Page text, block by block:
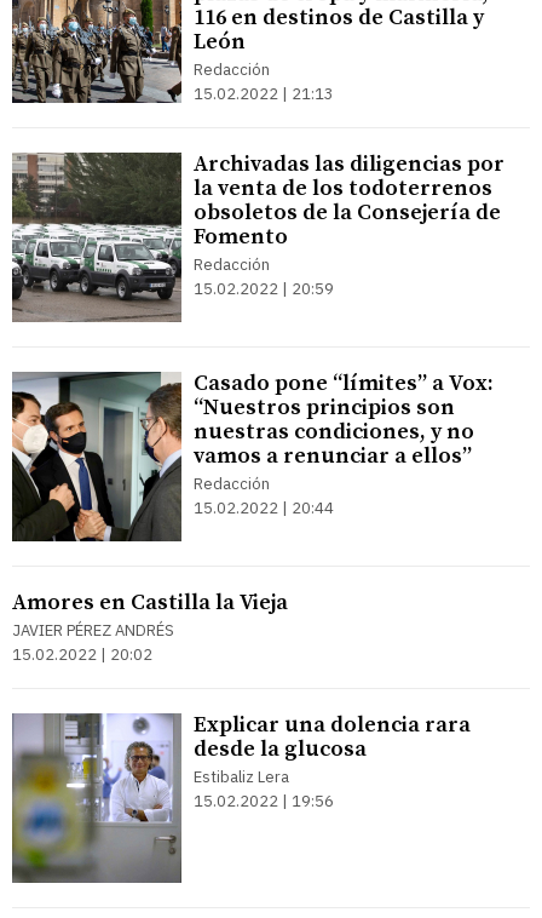
116 en destinos de Castilla y
León
Redacción
15.02.2022 | 21:13
Archivadas las diligencias por
la venta de los todoterrenos
obsoletos de la Consejería de
Fomento
Redacción
15.02.2022 | 20:59
Casado pone “límites” a Vox:
“Nuestros principios son
nuestras condiciones, y no
vamos a renunciar a ellos”
Redacción
15.02.2022 | 20:44
Amores en Castilla la Vieja
JAVIER PÉREZ ANDRÉS
15.02.2022 | 20:02
Explicar una dolencia rara
desde la glucosa
Estibaliz Lera
15.02.2022 | 19:56